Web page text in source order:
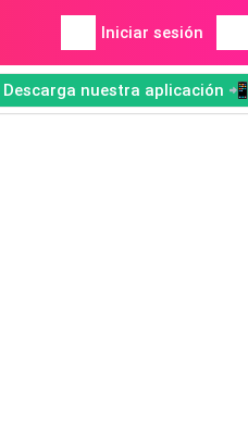
Iniciar sesión
Descarga nuestra aplicación 📲